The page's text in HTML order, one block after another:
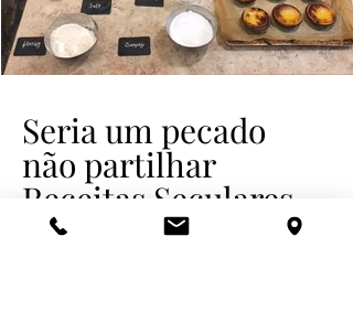
Seria um pecado
não partilhar
Receitas Seculares
Reúna a família e os amigos e inscreva-se.